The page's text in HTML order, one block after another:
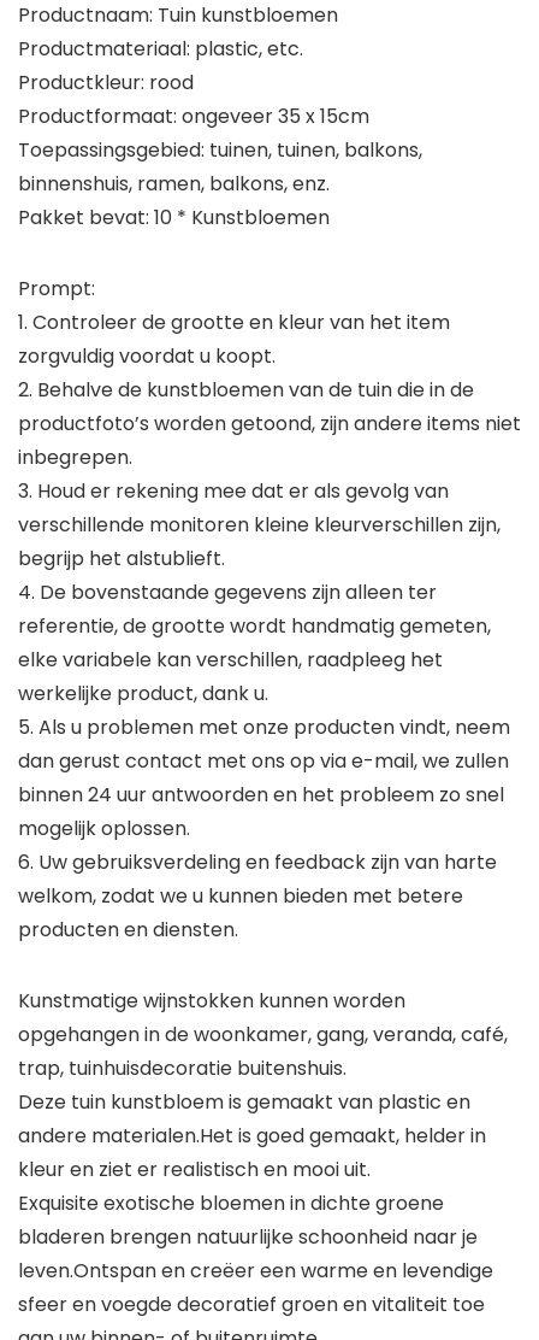
Productnaam: Tuin kunstbloemen
Productmateriaal: plastic, etc.
Productkleur: rood
Productformaat: ongeveer 35 x 15cm
Toepassingsgebied: tuinen, tuinen, balkons,
binnenshuis, ramen, balkons, enz.
Pakket bevat: 10 * Kunstbloemen
Prompt:
1. Controleer de grootte en kleur van het item
zorgvuldig voordat u koopt.
2. Behalve de kunstbloemen van de tuin die in de
productfoto’s worden getoond, zijn andere items niet
inbegrepen.
3. Houd er rekening mee dat er als gevolg van
verschillende monitoren kleine kleurverschillen zijn,
begrijp het alstublieft.
4. De bovenstaande gegevens zijn alleen ter
referentie, de grootte wordt handmatig gemeten,
elke variabele kan verschillen, raadpleeg het
werkelijke product, dank u.
5. Als u problemen met onze producten vindt, neem
dan gerust contact met ons op via e-mail, we zullen
binnen 24 uur antwoorden en het probleem zo snel
mogelijk oplossen.
6. Uw gebruiksverdeling en feedback zijn van harte
welkom, zodat we u kunnen bieden met betere
producten en diensten.
Kunstmatige wijnstokken kunnen worden
opgehangen in de woonkamer, gang, veranda, café,
trap, tuinhuisdecoratie buitenshuis.
Deze tuin kunstbloem is gemaakt van plastic en
andere materialen.Het is goed gemaakt, helder in
kleur en ziet er realistisch en mooi uit.
Exquisite exotische bloemen in dichte groene
bladeren brengen natuurlijke schoonheid naar je
leven.Ontspan en creëer een warme en levendige
sfeer en voegde decoratief groen en vitaliteit toe